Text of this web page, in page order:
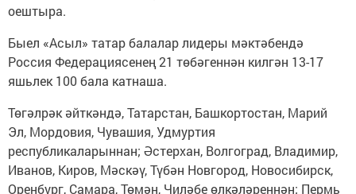
оештыра.
Быел «Асыл» татар балалар лидеры мәктәбендә
Россия Федерациясенең 21 төбәгеннән килгән 13-17
яшьлек 100 бала катнаша.
Төгәлрәк әйткәндә, Татарстан, Башкортостан, Марий
Эл, Мордовия, Чувашия, Удмуртия
республикаларыннан; Әстерхан, Волгоград, Владимир,
Иванов, Киров, Мәскәү, Түбән Новгород, Новосибирск,
Оренбург, Самара, Төмән, Чиләбе өлкәләреннән; Пермь